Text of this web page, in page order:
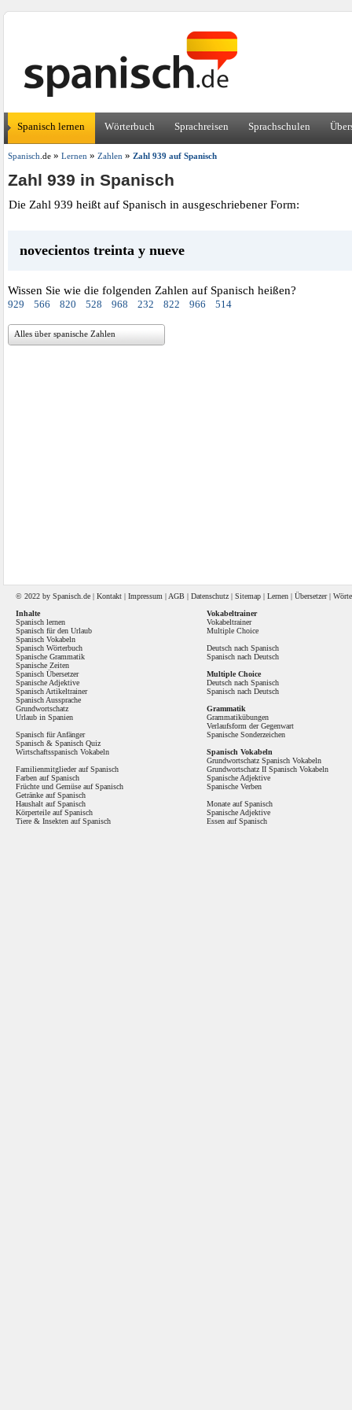
Spanisch lernen Wörterbuch Sprachreisen Sprachschulen
Spanisch .de» Lernen» Zahlen» Zahl 939 auf Spanisch
Zahl 939 in Spanisch
Die Zahl 939 heißt auf Spanisch in ausgeschriebener Form:
novecientos treinta y nueve
Wissen Sie wie die folgenden Zahlen auf Spanisch heißen?
929 566 820 528 968 232 822 966 514
Alles über spanische Zahlen
© 2022 by Spanisch .de | Kontakt | Impressum | AGB | Datenschutz | Sitemap | Lernen | Übersetzer|
Inhalte
Spanisch lernen
Spanisch für den Urlaub
Spanisch Vokabeln
Spanisch Wörterbuch
Spanische Grammatik
Spanische Zeiten
Spanisch Übersetzer
Spanische Adjektive
Spanisch Artikeltrainer
Spanisch Aussprache
Grundwortschatz
Urlaub in Spanien
Spanisch für Anfänger
Spanisch & Spanisch Quiz
Wirtschaftsspanisch Vokabeln
Familienmitglieder auf Spanisch
Farben auf Spanisch
Früchte und Gemüse auf Spanisch
Getränke auf Spanisch
Haushalt auf Spanisch
Körperteile auf Spanisch
Tiere & Insekten auf Spanisch
Vokabeltrainer
Vokabeltrainer
Multiple Choice
Deutsch nach Spanisch
Spanisch nach Deutsch
Multiple Choice
Deutsch nach Spanisch
Spanisch nach Deutsch
Grammatik
Grammatikübungen
Verlaufsform der Gegenwart
Spanische Sonderzeichen
Spanisch Vokabeln
Grundwortschatz Spanisch Vokabeln
Grundwortschatz II Spanisch Vokabeln
Spanische Adjektive
Spanische Verben
Monate auf Spanisch
Spanische Adjektive
Essen auf Spanisch